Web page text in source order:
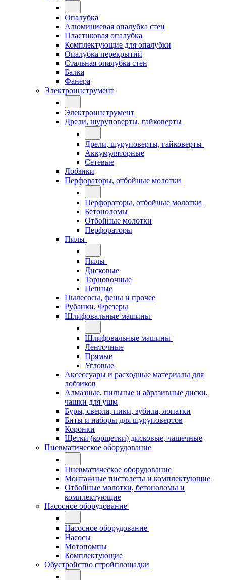
Опалубка
Алюминиевая опалубка стен
Пластиковая опалубка
Комплектующие для опалубки
Опалубка перекрытий
Стальная опалубка стен
Балка
Фанера
Электроинструмент
Электроинструмент
Дрели, шуруповерты, гайковерты
Дрели, шуруповерты, гайковерты
Аккумуляторные
Сетевые
Лобзики
Перфораторы, отбойные молотки
Перфораторы, отбойные молотки
Бетоноломы
Отбойные молотки
Перфораторы
Пилы
Пилы
Дисковые
Торцовочные
Цепные
Пылесосы, фены и прочее
Рубанки, Фрезеры
Шлифовальные машины
Шлифовальные машины
Ленточные
Прямые
Угловые
Аксессуары и расходные материалы для
лобзиков
Алмазные, пильные и абразивные диски,
чашки для ушм
Буры, сверла, пики, зубила, лопатки
Биты и наборы для шуруповертов
Коронки
Щетки (корщетки) дисковые, чашечные
Пневматическое оборудование
Пневматическое оборудование
Монтажные пистолеты и комплектующие
Отбойные молотки, бетоноломы и
комплектующие
Насосное оборудование
Насосное оборудование
Насосы
Мотопомпы
Комплектующие
Обустройство стройплощадки